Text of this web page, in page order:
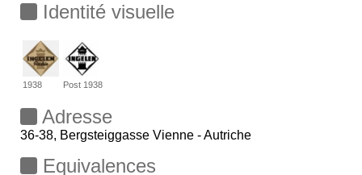
Identité visuelle
1938 Post 1938
Adresse
36-38, Bergsteiggasse Vienne - Autriche
Equivalences